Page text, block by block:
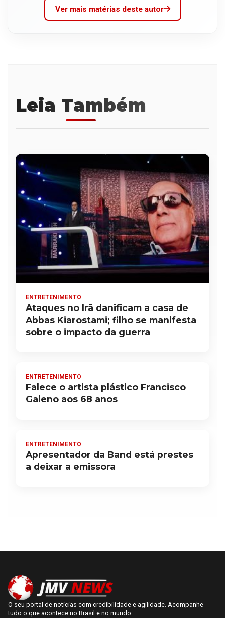
Ver mais matérias deste autor
Leia Também
ENTRETENIMENTO
Ataques no Irã danificam a casa de
Abbas Kiarostami; filho se manifesta
sobre o impacto da guerra
ENTRETENIMENTO
Falece o artista plástico Francisco
Galeno aos 68 anos
ENTRETENIMENTO
Apresentador da Band está prestes
a deixar a emissora
O seu portal de notícias com credibilidade e agilidade. Acompanhe
tudo o que acontece no Brasil e no mundo.